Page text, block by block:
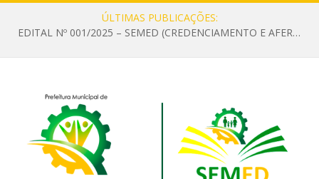
ÚLTIMAS PUBLICAÇÕES:
EDITAL Nº 001/2025 – SEMED (CREDENCIAMENTO E AFERIÇÃO DE CRITÉRIOS TÉCNICOS DE MÉRITO E DESEMPENHO PARA PROVIMENTO DO CARGO OU FUNÇÃO DE GESTOR ESCOLAR DAS UNIDADES DE ENSINO DA REDE MUNICIPAL DE SENADOR JO)